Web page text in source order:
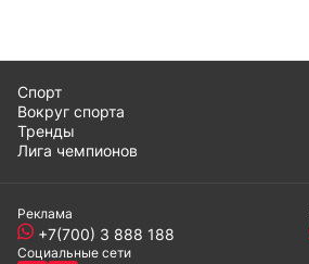
Спорт
Вокруг спорта
Тренды
Лига чемпионов
Реклама
+7(700) 3 888 188
Социальные сети